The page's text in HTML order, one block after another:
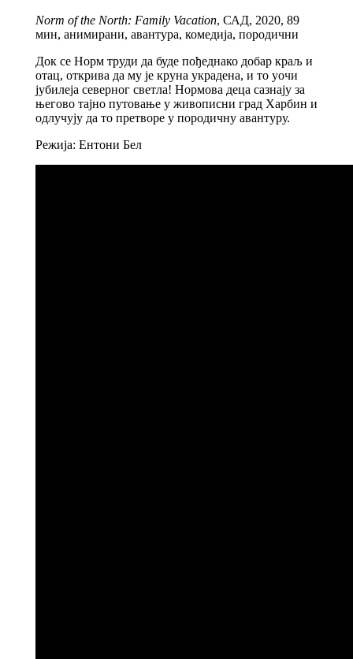
Norm of the North: Family Vacation, САД, 2020, 89
мин, анимирани, авантура, комедија, породични
Док се Норм труди да буде пођеднако добар краљ и
отац, открива да му је круна украдена, и то уочи
јубилеја северног светла! Нормова деца сазнају за
његово тајно путовање у живописни град Харбин и
одлучују да то претворе у породичну авантуру.
Режија: Ентони Бел